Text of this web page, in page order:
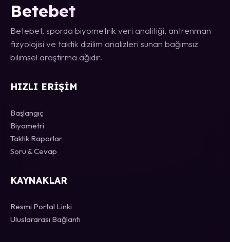
Betebet
Betebet, sporda biyometrik veri analitiği, antrenman
fizyolojisi ve taktik dizilim analizleri sunan bağımsız
bilimsel araştırma ağıdır.
HIZLI ERIŞIM
Başlangıç
Biyometri
Taktik Raporlar
Soru & Cevap
KAYNAKLAR
Resmi Portal Linki
Uluslararası Bağlantı